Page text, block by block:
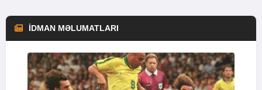
İDMAN MƏLUMATLARI